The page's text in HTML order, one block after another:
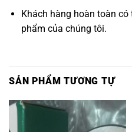
Khách hàng hoàn toàn
phẩm của chúng tôi.
SẢN PHẨM TƯƠNG TỰ